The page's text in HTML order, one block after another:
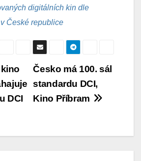
digitálních kin dle
České republice
Česko má 100. sál
standardu DCI,
Kino Příbram
DCI